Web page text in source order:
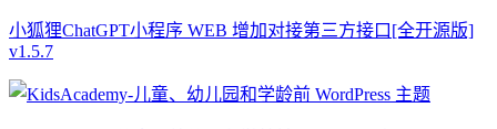
小狐狸ChatGPT小程序 WEB 增加对接第三方接口[全开源版]
v1.5.7